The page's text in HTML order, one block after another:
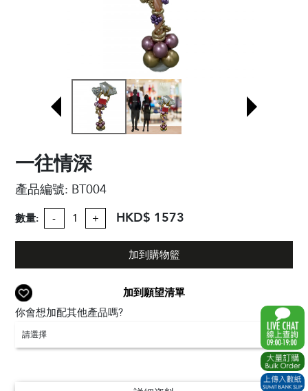
一往情深
產品編號: BT004
數量: - + HKD$ 1573
加到購物籃
加到願望清單
你會想加配其他產品嗎?
請選擇